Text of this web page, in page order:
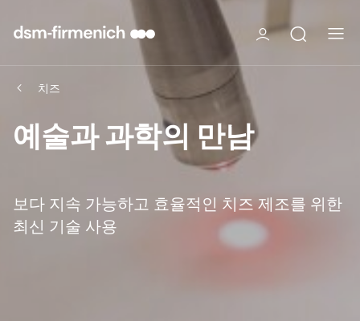
치즈
예술과 과학의 만남
보다 지속 가능하고 효율적인 치즈 제조를 위한
최신 기술 사용